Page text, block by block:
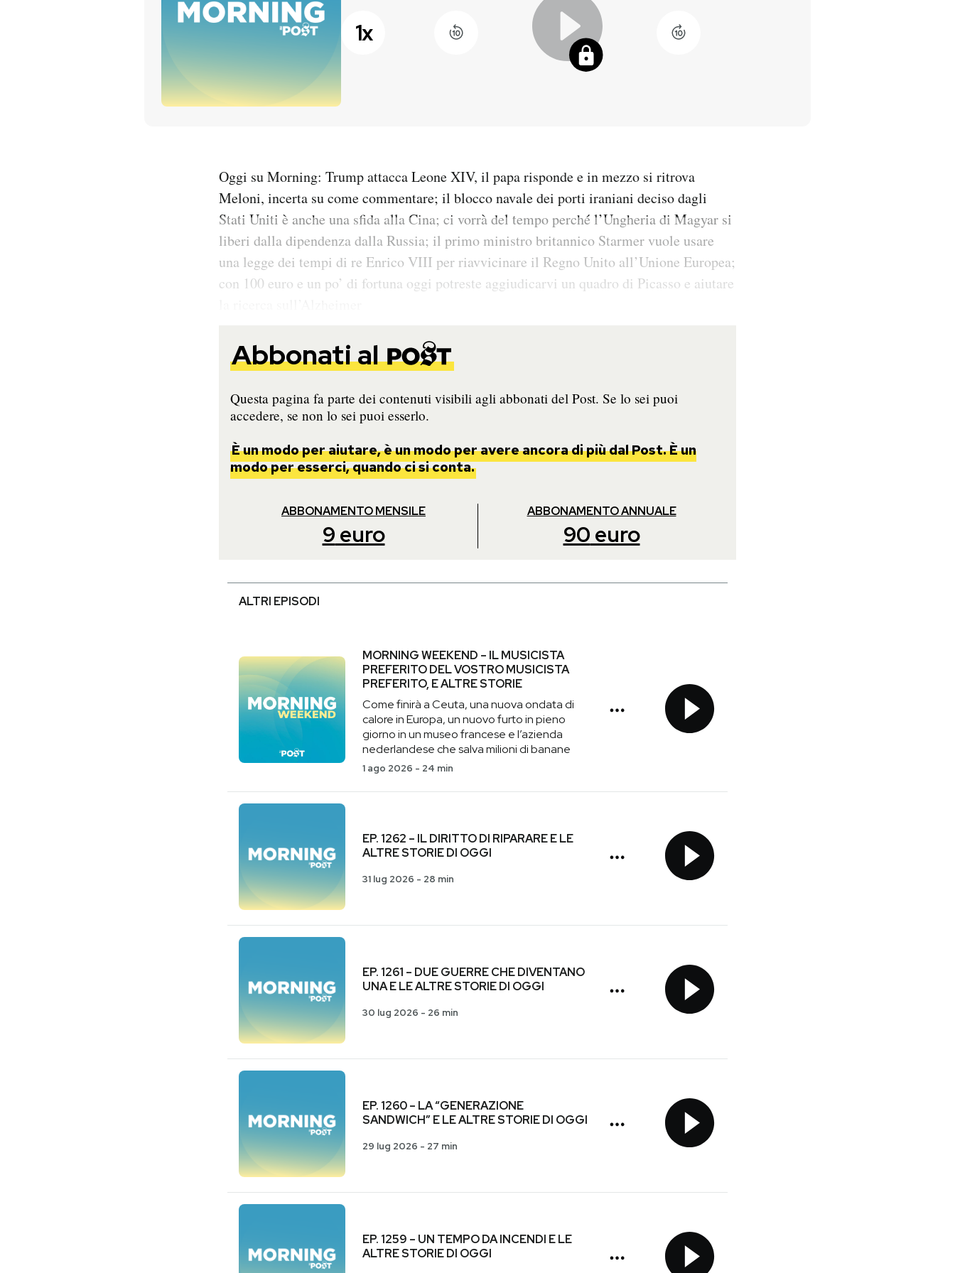
1x
Oggi su Morning: Trump attacca Leone XIV, il papa risponde e in mezzo si ritrova
Meloni, incerta su come commentare; il blocco navale dei porti iraniani deciso dagli
Stati Uniti è anche una sfida alla Cina; ci vorrà del tempo perché l’Ungheria di Magyar si
liberi dalla dipendenza dalla Russia; il primo ministro britannico Starmer vuole usare
una legge dei tempi di re Enrico VIII per riavvicinare il Regno Unito all’Unione Europea;
con 100 euro e un po’ di fortuna oggi potreste aggiudicarvi un quadro di Picasso e aiutare
Abbonati al
Questa pagina fa parte dei contenuti visibili agli abbonati del Post. Se lo sei puoi
accedere, se non lo sei puoi esserlo.
È un modo per aiutare, è un modo per avere ancora di più dal Post. È un
modo per esserci, quando ci si conta.
ABBONAMENTO MENSILE
9 euro
ABBONAMENTO ANNUALE
90 euro
ALTRI EPISODI
MORNING WEEKEND – IL MUSICISTA
PREFERITO DEL VOSTRO MUSICISTA
PREFERITO, E ALTRE STORIE
Come finirà a Ceuta, una nuova ondata di
calore in Europa, un nuovo furto in pieno
giorno in un museo francese e l’azienda
nederlandese che salva milioni di banane
1 ago 2026 - 24 min
EP. 1262 – IL DIRITTO DI RIPARARE E LE
ALTRE STORIE DI OGGI
31 lug 2026 - 28 min
EP. 1261 – DUE GUERRE CHE DIVENTANO
UNA E LE ALTRE STORIE DI OGGI
30 lug 2026 - 26 min
EP. 1260 – LA “GENERAZIONE
SANDWICH” E LE ALTRE STORIE DI OGGI
29 lug 2026 - 27 min
EP. 1259 – UN TEMPO DA INCENDI E LE
ALTRE STORIE DI OGGI